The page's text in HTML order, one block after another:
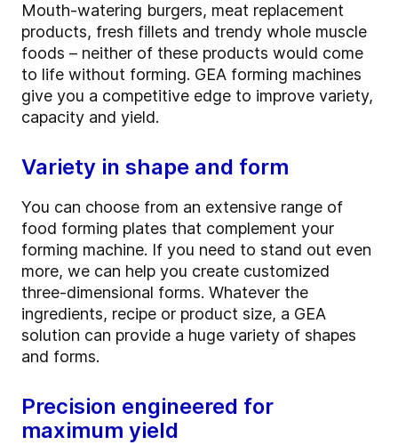
Mouth-watering burgers, meat replacement
products, fresh fillets and trendy whole muscle
foods – neither of these products would come
to life without forming. GEA forming machines
give you a competitive edge to improve variety,
capacity and yield.
Variety in shape and form
You can choose from an extensive range of
food forming plates that complement your
forming machine. If you need to stand out even
more, we can help you create customized
three-dimensional forms. Whatever the
ingredients, recipe or product size, a GEA
solution can provide a huge variety of shapes
and forms.
Precision engineered for
maximum yield